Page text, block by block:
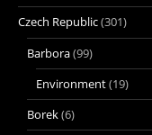
Czech Republic(301)
Barbora(99)
Environment(19)
Borek(6)